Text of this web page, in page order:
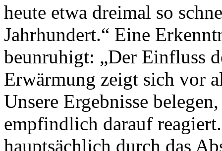
heute etwa dreimal so
Jahrhundert.“ Eine
beunruhigt: „Der Einfluss
Erwärmung zeigt sich vor
Unsere Ergebnisse
empfindlich darauf
hauptsächlich durch das